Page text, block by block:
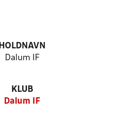
HOLDNAVN
Dalum IF
KLUB
Dalum IF